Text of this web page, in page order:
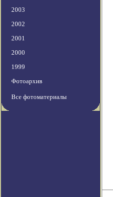
2003
2002
2001
2000
1999
Фотоархив
Все фотоматериалы